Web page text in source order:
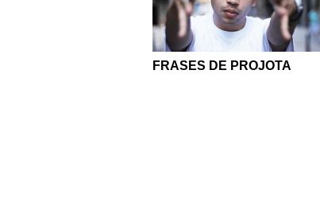
FRASES DE PROJOTA